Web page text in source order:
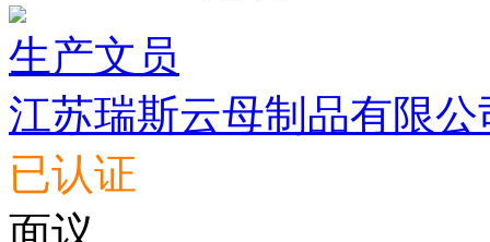
生产文员
江苏瑞斯云母制品有限公
已认证
面议